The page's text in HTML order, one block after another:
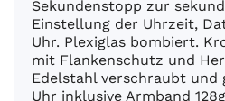
Sekundenstopp zur
Einstellung der Uhrzeit,
Uhr. Plexiglas bombiert.
mit Flankenschutz und
Edelstahl verschraubt und
Uhr inklusive Armband